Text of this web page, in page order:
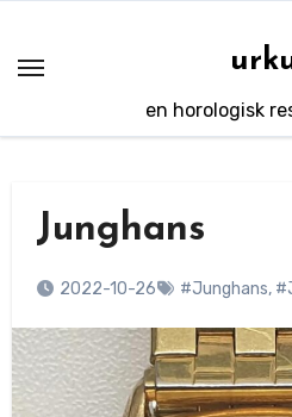
innehåll
en horologisk
Junghans
2022-10-26 #Junghans,